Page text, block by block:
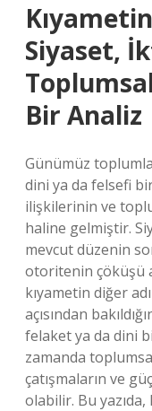
Siyaset,
Bir Analiz
Günümüz
dini ya da felsefi
ilişkilerinin ve
haline gelmiştir.
mevcut düzenin
otoritenin çöküşü
kıyametin diğer
açısından
felaket ya da dini
zamanda
çatışmaların ve
olabilir. Bu yazıda,